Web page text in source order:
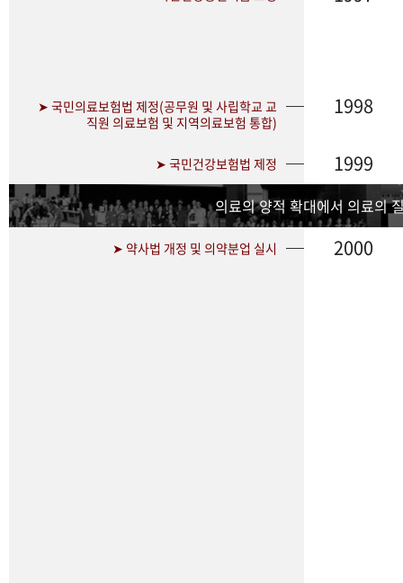
➤ 국민의료보험법 제정(공무원 및 사립학교 교
직원 의료보험 및 지역의료보험 통합)
1998
➤ 국민건강보험법 제정 1999
의료의 양적 확대에서 의료의
➤ 약사법 개정 및 의약분업 실시 2000